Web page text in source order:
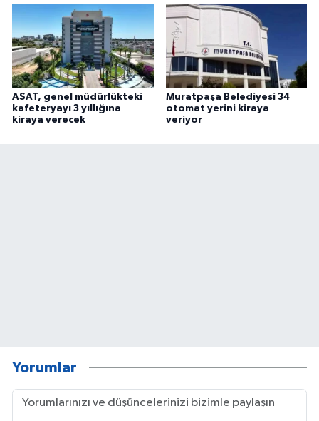
ASAT, genel müdürlükteki
kafeteryayı 3 yıllığına
kiraya verecek
Muratpaşa Belediyesi 34
otomat yerini kiraya
veriyor
Yorumlar